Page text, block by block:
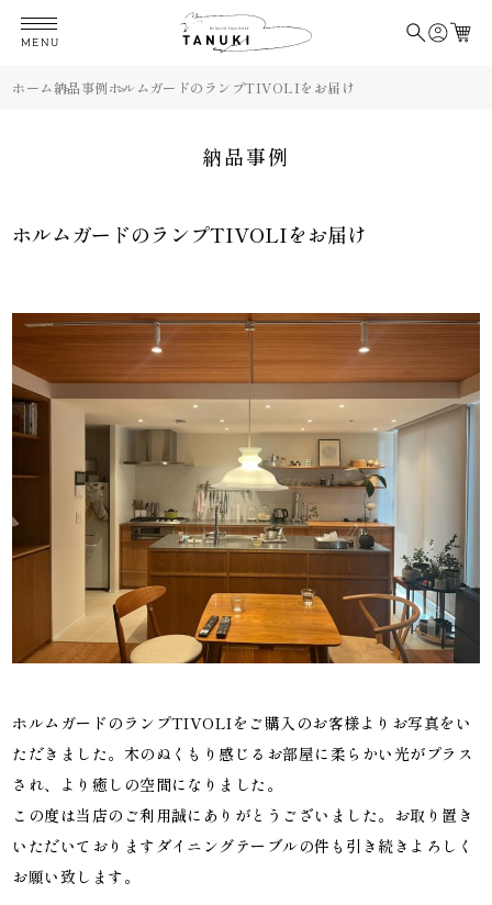
MENU
ホーム納品事例ホルムガードのランプTIVOLIをお届け
納品事例
ホルムガードのランプTIVOLIをお届け
ホルムガードのランプTIVOLIをご購入のお客様よりお写真をい
ただきました。木のぬくもり感じるお部屋に柔らかい光がプラス
され、より癒しの空間になりました。
この度は当店のご利用誠にありがとうございました。お取り置き
いただいておりますダイニングテーブルの件も引き続きよろしく
お願い致します。